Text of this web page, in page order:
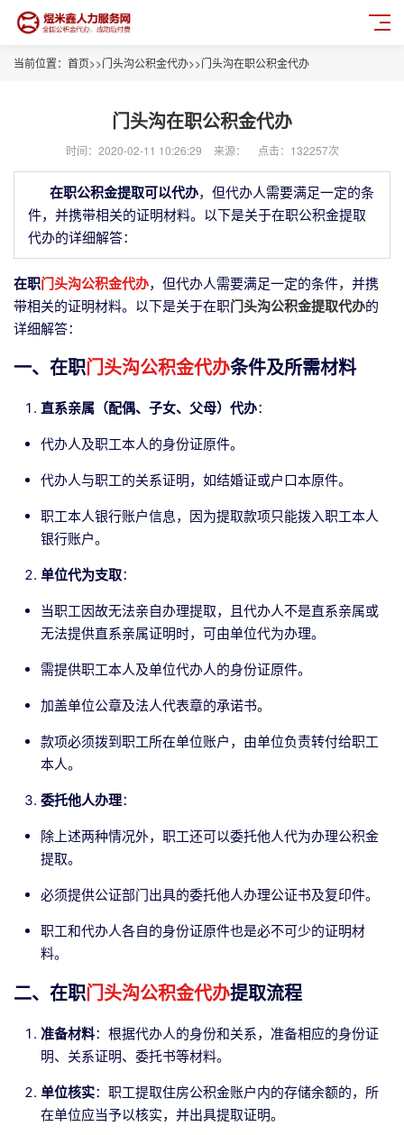
当前位置： 首页>>门头沟公积金代办>>门头沟在职公积金代办
门头沟在职公积金代办
时间：2020-02-11 10:26:29 来源： 点击：132257次
在职公积金提取可以代办，但代办人需要满足一定的条
件，并携带相关的证明材料。以下是关于在职公积金提取
代办的详细解答：
在职门头沟公积金代办，但代办人需要满足一定的条件，并携
带相关的证明材料。以下是关于在职门头沟公积金提取代办的
详细解答：
一、在职门头沟公积金代办条件及所需材料
直系亲属（配偶、子女、父母）代办：
代办人及职工本人的身份证原件。
代办人与职工的关系证明，如结婚证或户口本原件。
职工本人银行账户信息，因为提取款项只能拨入职工本人
银行账户。
单位代为支取：
当职工因故无法亲自办理提取，且代办人不是直系亲属或
无法提供直系亲属证明时，可由单位代为办理。
需提供职工本人及单位代办人的身份证原件。
加盖单位公章及法人代表章的承诺书。
款项必须拨到职工所在单位账户，由单位负责转付给职工
本人。
委托他人办理：
除上述两种情况外，职工还可以委托他人代为办理公积金
提取。
必须提供公证部门出具的委托他人办理公证书及复印件。
职工和代办人各自的身份证原件也是必不可少的证明材
料。
二、在职门头沟公积金代办提取流程
准备材料：根据代办人的身份和关系，准备相应的身份证
明、关系证明、委托书等材料。
单位核实：职工提取住房公积金账户内的存储余额的，所
在单位应当予以核实，并出具提取证明。